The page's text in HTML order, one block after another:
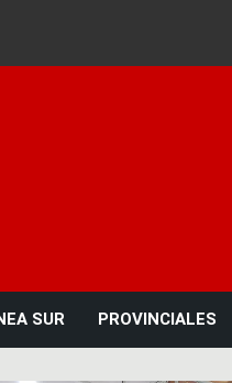
SUR PROVINCIALES